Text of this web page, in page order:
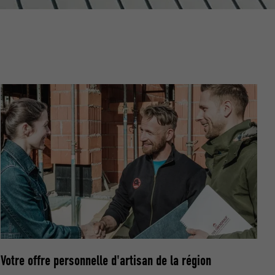
Votre offre personnelle d'artisan de la région
« Suivez-